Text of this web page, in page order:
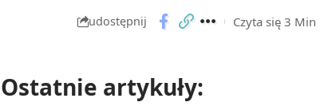
udostępnij Czyta się 3 Min
Ostatnie artykuły: